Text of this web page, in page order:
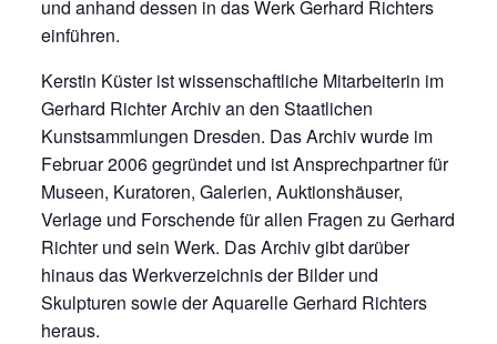
und anhand dessen in das Werk Gerhard Richters
einführen.
Kerstin Küster ist wissenschaftliche Mitarbeiterin im
Gerhard Richter Archiv an den Staatlichen
Kunstsammlungen Dresden. Das Archiv wurde im
Februar 2006 gegründet und ist Ansprechpartner für
Museen, Kuratoren, Galerien, Auktionshäuser,
Verlage und Forschende für allen Fragen zu Gerhard
Richter und sein Werk. Das Archiv gibt darüber
hinaus das Werkverzeichnis der Bilder und
Skulpturen sowie der Aquarelle Gerhard Richters
heraus.